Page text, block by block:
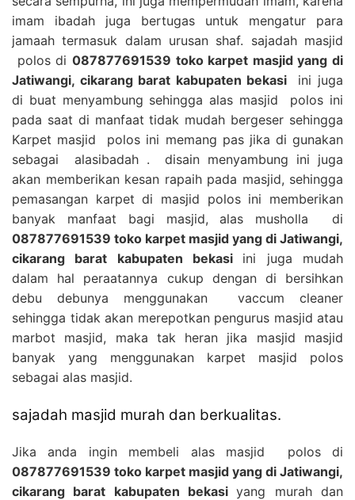
imam ibadah juga bertugas untuk mengatur para
jamaah termasuk dalam urusan shaf. sajadah masjid
polos di 087877691539 toko karpet masjid yang di
Jatiwangi, cikarang barat kabupaten bekasi
ini juga
di buat menyambung sehingga alas masjid polos ini
pada saat di manfaat tidak mudah bergeser sehingga
Karpet masjid polos ini memang pas jika di gunakan
sebagai alasibadah . disain menyambung ini juga
akan memberikan kesan rapaih pada masjid, sehingga
pemasangan karpet di masjid polos ini memberikan
banyak manfaat bagi masjid, alas musholla di
087877691539 toko karpet masjid yang di Jatiwangi,
cikarang barat kabupaten bekasi ini juga mudah
dalam hal peraatannya cukup dengan di bersihkan
debu debunya menggunakan vaccum cleaner
sehingga tidak akan merepotkan pengurus masjid atau
marbot masjid, maka tak heran jika masjid masjid
banyak yang menggunakan karpet masjid polos
sebagai alas masjid.
sajadah masjid murah dan berkualitas.
Jika anda ingin membeli alas masjid polos di
087877691539 toko karpet masjid yang di Jatiwangi,
cikarang barat kabupaten bekasiyang murah dan